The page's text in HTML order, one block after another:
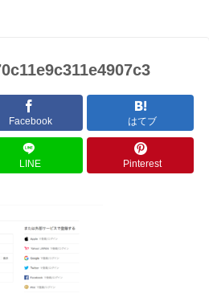
Facebook はてブ
LINE Pinterest